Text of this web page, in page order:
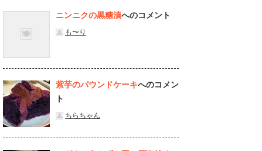
ニンニクの黒糖漬へのコメント
も〜り
紫芋のパウンドケーキへのコメン
ト
ちらちゃん